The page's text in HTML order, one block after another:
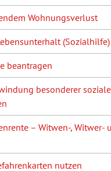
Wohnungsverlust
(Sozialhilfe)
beantragen
besonderer
– Witwen-, Witwer-
nutzen